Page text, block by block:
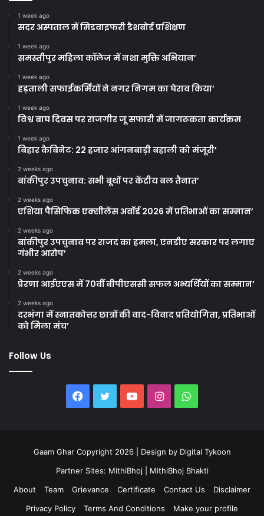
1 week ago
सदर अस्पताल में मिडवाइफरी डैशबोर्ड प्रशिक्षण
1 week ago
समस्तीपुर महिला कॉलेज में नशा मुक्ति अभियान’
1 week ago
हड़ताली सफाईकर्मियों ने नगर निगम का घेराव किया’
1 week ago
विश्व बाघ दिवस पर राजगीर जू सफारी में जागरूकता कार्यक्रम
1 week ago
बिहार कैबिनेट: 22 हजार आंगनबाड़ी बहाली को मंजूरी’
2 weeks ago
बांकीपुर उपचुनाव: सभी बूथों पर केंद्रीय बल तैनात’
2 weeks ago
एशिया पैसिफिक एक्सीलेंस अवॉर्ड 2026 में प्रतिभाओं का सम्मान’
2 weeks ago
बांकीपुर उपचुनाव पर राजद का हमला, एनडीए सरकार पर लगाए
गंभीर आरोप’
2 weeks ago
प्रेरणा आईएएस में 70वीं बीपीएससी सफल अभ्यर्थियों का सम्मान’
2 weeks ago
दरभंगा में स्नातकोत्तर छात्रों की वाद-विवाद प्रतियोगिता, प्रतिभाओं
को मिला मंच’
Follow Us
Facebook
TwitterYouTubeInstagramWhatsApp
Gaam Ghar Copyright 2026 | Design by Digital Tykoon
Partner Sites: MithiBhoj
MithiBhoj Bhakti
About
Team Grievance Certificate Contact Us
Disclaimer
Privacy Policy
Terms And Conditions Make your profile